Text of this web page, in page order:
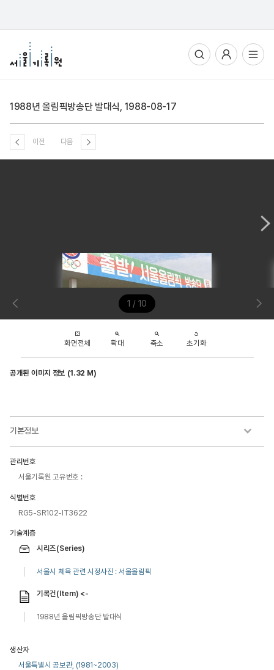
전체메뉴열기
1988년 올림픽방송단 발대식, 1988-08-17
이전 다음
1 / 10
화면전체 확대 축소 초기화
공개된 이미지 정보 (1.32 M)
기본정보
관리번호
서울기록원 고유번호 :
식별번호
RG5-SR102-IT3622
기술계층
시리즈(Series)
서울시 체육 관련 시정사진 : 서울올림픽
기록건(Item) <-
1988년 올림픽방송단 발대식
생산자
서울특별시 공보관, (1981~2003)